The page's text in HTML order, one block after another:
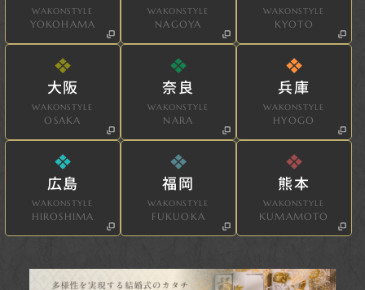
WAKONSTYLE
YOKOHAMA
WAKONSTYLE
NAGOYA
WAKONSTYLE
KYOTO
大阪
WAKONSTYLE
OSAKA
奈良
WAKONSTYLE
NARA
兵庫
WAKONSTYLE
HYOGO
広島
WAKONSTYLE
HIROSHIMA
福岡
WAKONSTYLE
FUKUOKA
熊本
WAKONSTYLE
KUMAMOTO